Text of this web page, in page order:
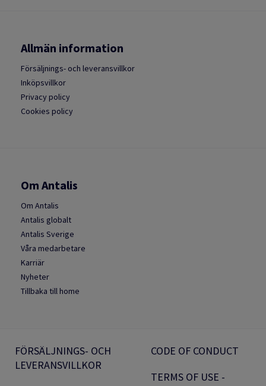
Allmän information
Försäljnings- och leveransvillkor
Inköpsvillkor
Privacy policy
Cookies policy
Om Antalis
Om Antalis
Antalis globalt
Antalis Sverige
Våra medarbetare
Karriär
Nyheter
Tillbaka till home
FÖRSÄLJNINGS- OCH
LEVERANSVILLKOR
CODE OF CONDUCT
TERMS OF USE -